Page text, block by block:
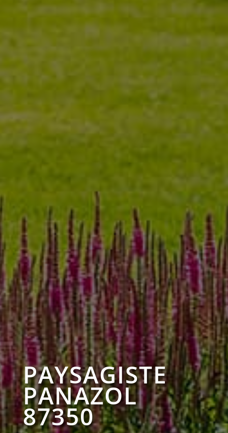
PAYSAGISTE
PANAZOL
87350